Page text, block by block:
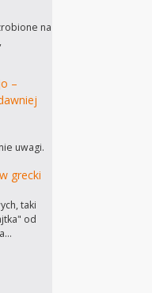
na
–
uwagi.
grecki
taki
od